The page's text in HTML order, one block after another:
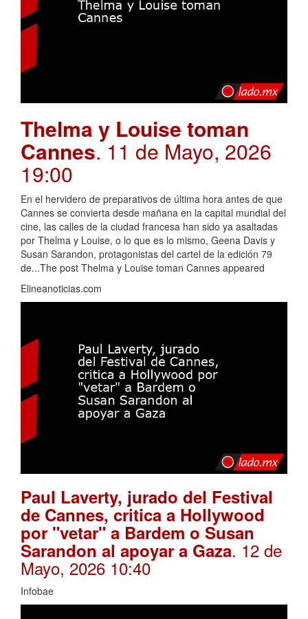
Thelma y Louise toman
Cannes. 11 de Mayo, 2026
19:00
En el hervidero de preparativos de última hora antes de que
Cannes se convierta desde mañana en la capital mundial del
cine, las calles de la ciudad francesa han sido ya asaltadas
por Thelma y Louise, o lo que es lo mismo, Geena Davis y
Susan Sarandon, protagonistas del cartel de la edición 79
de...The post Thelma y Louise toman Cannes appeared
Elineanoticias.com
Paul Laverty, jurado del Festival
de Cannes, critica a Hollywood
por "vetar" a Bardem o Susan
Sarandon al apoyar a Gaza. 12 de
Mayo, 2026 10:40
Infobae